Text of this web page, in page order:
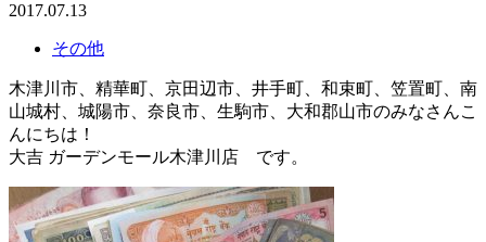
2017.07.13
その他
木津川市、精華町、京田辺市、井手町、和束町、笠置町、南
山城村、城陽市、奈良市、生駒市、大和郡山市のみなさんこ
んにちは！
大吉 ガーデンモール木津川店 です。